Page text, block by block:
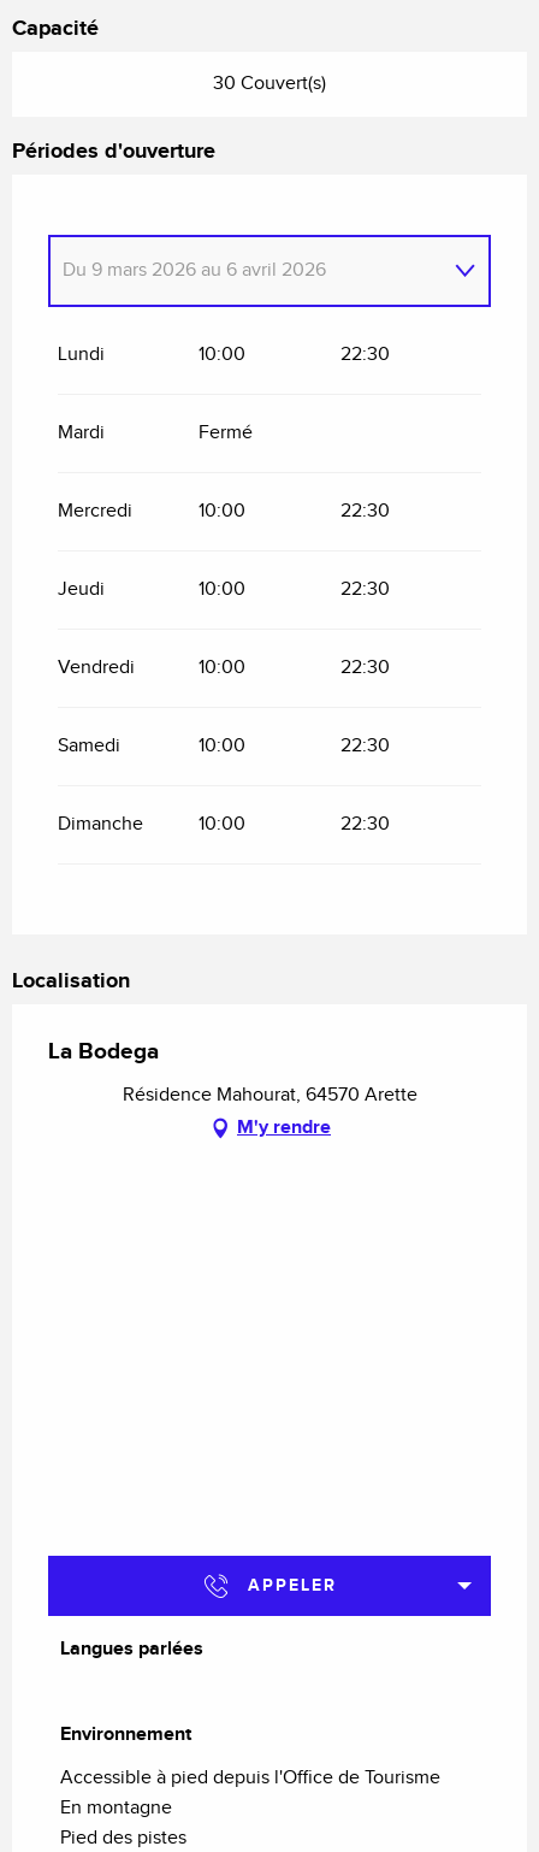
Capacité
30 Couvert(s)
Périodes d'ouverture
Du 9 mars 2026 au 6 avril 2026
Lundi 10:00 22:30
Mardi Fermé
Mercredi 10:00 22:30
Jeudi 10:00 22:30
Vendredi 10:00 22:30
Samedi 10:00 22:30
Dimanche 10:00 22:30
Localisation
La Bodega
Résidence Mahourat, 64570 Arette
M'y rendre
APPELER
Langues parlées
Langues parlées
Environnement
Environnement
Accessible à pied depuis l'Office de Tourisme
En montagne
Pied des pistes